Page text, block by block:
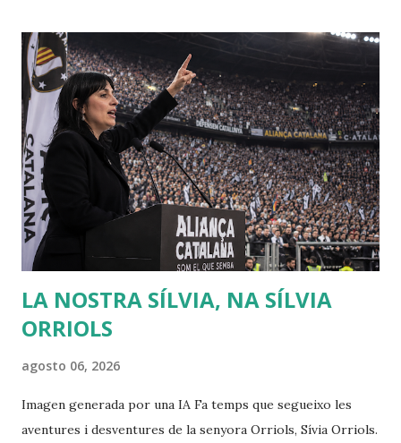
el suceso bochornoso del Informe PISA 2026 (que son las
pruebas diagnósticas que se pasan al alumnado de 4º curso
de la Educación Secundaria). El informe de la OCDE
denuncia la exención de alumnos catalanes para pasar la
prueba tan elevada: un 23,2% del alumnado de Cataluña fue
"dispensado" de hacer los exámenes. Y hay que decir que el
alumnado que debía pasarlo no era su totalidad, si no tan
solo un muestra seleccionada vete a saber como, ya que ni
esto está bien explicado. Deb...
LA NOSTRA SÍLVIA, NA SÍLVIA
ORRIOLS
agosto 06, 2026
Imagen generada por una IA Fa temps que segueixo les
aventures i desventures de la senyora Orriols, Sívia Orriols.